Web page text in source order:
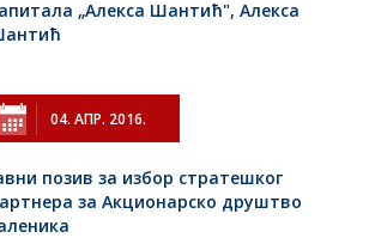
„Алекса Шантић", Алекса
04. АПР. 2016.
позив за избор стратешког
за Акционарско друштво